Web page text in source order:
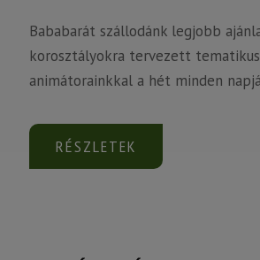
Bababarát szállodánk legjobb
korosztályokra tervezett
animátorainkkal a hét minden
RÉSZLETEK